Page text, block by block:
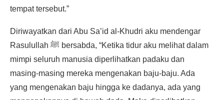
tempat tersebut.”
Diriwayatkan dari Abu Sa’id al-Khudri aku mendengar
Rasulullah ﷺ bersabda, “Ketika tidur aku melihat dalam
mimpi seluruh manusia diperlihatkan padaku dan
masing-masing mereka mengenakan baju-baju. Ada
yang mengenakan baju hingga ke dadanya, ada yang